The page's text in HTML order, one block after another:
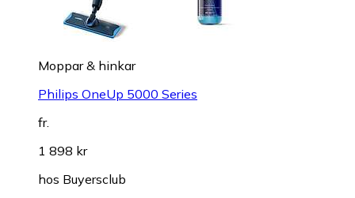
Moppar & hinkar
Philips OneUp 5000 Series
fr.
1 898 kr
hos Buyersclub